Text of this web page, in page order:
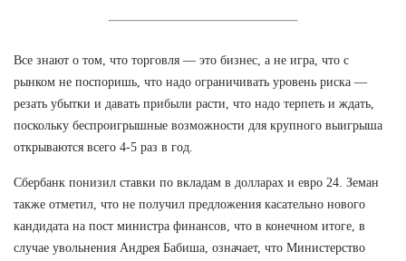
Все знают о том, что торговля — это бизнес, а не игра, что с
рынком не поспоришь, что надо ограничивать уровень риска —
резать убытки и давать прибыли расти, что надо терпеть и ждать,
поскольку беспроигрышные возможности для крупного выигрыша
открываются всего 4-5 раз в год.
Сбербанк понизил ставки по вкладам в долларах и евро 24. Земан
также отметил, что не получил предложения касательно нового
кандидата на пост министра финансов, что в конечном итоге, в
случае увольнения Андрея Бабиша, означает, что Министерство